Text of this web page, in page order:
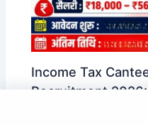
Income Tax
Recruitment 2026: